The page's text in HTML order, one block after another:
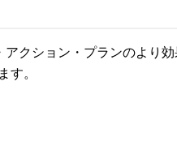
クション・プランのより
す。